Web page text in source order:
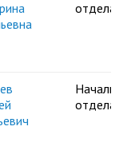
отдела
отдела